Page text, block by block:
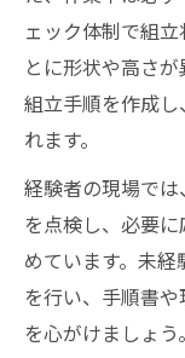
ェック体制で組
とに形状や高さ
組立手順を作成
れます。
経験者の現場で
を点検し、必要
めています。未
を行い、手順書
を心がけましょう。